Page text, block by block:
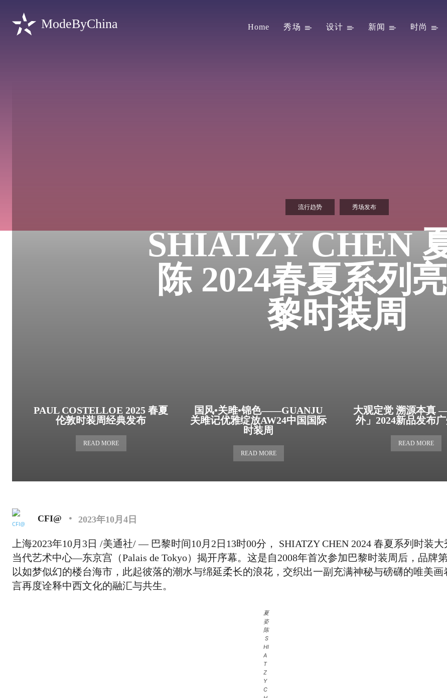
ModeByChina Home 秀场 设计 新闻 时尚
流行趋势 秀场发布
SHIATZY CHEN
陈 2024春夏系列
黎时装周
PAUL COSTELLOE 2025 春夏
伦敦时装周经典发布
READ MORE
国风•关雎•锦色——GUANJU
关雎记优雅绽放AW24中国国际
时装周
READ MORE
大观定觉 溯源本真
外」2024新品发布
READ MORE
CFI@ 2023年10月4日
上海2023年10月3日 /美通社/ — 巴黎时间10月2日13时00分， SHIATZY CHEN 2024 春夏系列时装
当代艺术中心—东京宫（Palais de Tokyo）揭开序幕。这是自2008年首次参加巴黎时装周后，品牌
以如梦似幻的楼台海市，此起彼落的潮水与绵延柔长的浪花，交织出一副充满神秘与磅礴的唯美
言再度诠释中西文化的融汇与共生。
夏
姿
陈
S
HI
A
T
Z
Y
C